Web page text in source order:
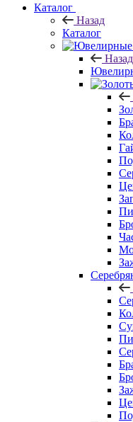
Каталог
Назад
Каталог
Назад